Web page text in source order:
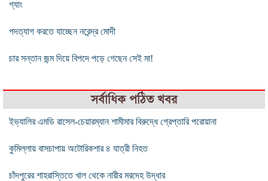
গ্যাং
পদত্যাগ করতে যাচ্ছেন নরেন্দ্র মোদী
চার সন্তান জন্ম দিয়ে বিপদে পড়ে গেছেন সেই মা!
সর্বাধিক পঠিত খবর
ইভ্যালির এমডি রাসেল-চেয়ারম্যান শামীমার বিরুদ্ধে গ্রেপ্তারি পরোয়ানা
কুমিল্লায় বাসচাপায় অটোরিকশার ৪ যাত্রী নিহত
চাঁদপুরের শাহরাস্তিতে খাল থেকে নারীর মরদেহ উদ্ধার